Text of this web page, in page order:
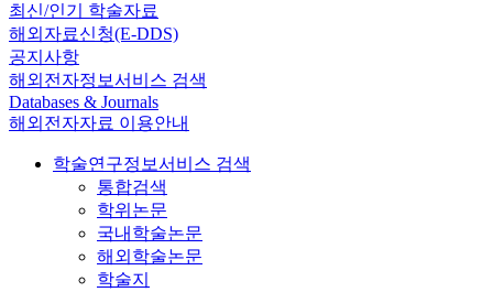
최신/인기 학술자료
해외자료신청(E-DDS)
공지사항
해외전자정보서비스 검색
Databases & Journals
해외전자자료 이용안내
학술연구정보서비스 검색
통합검색
학위논문
국내학술논문
해외학술논문
학술지